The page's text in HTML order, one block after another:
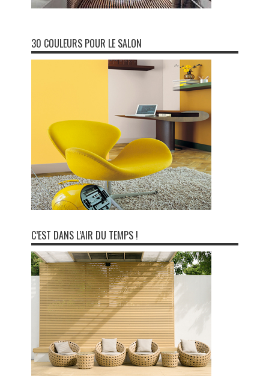
30 COULEURS POUR LE SALON
C’EST DANS L’AIR DU TEMPS !